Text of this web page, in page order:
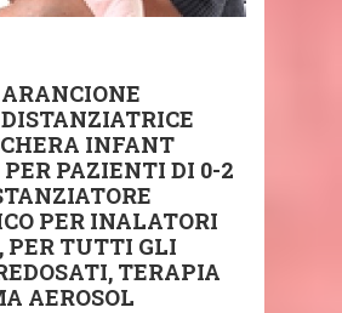
ARANCIONE
INFANT
PAZIENTI DI 0-2
PER INALATORI
TUTTI GLI
TERAPIA
AEROSOL